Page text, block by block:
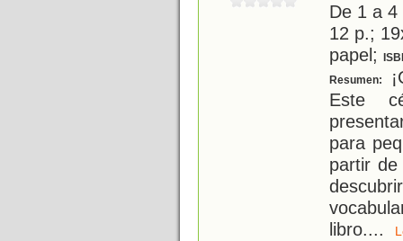
De 1 a
12 p.;
papel;
Resumen:
Este
para
partir
libro....